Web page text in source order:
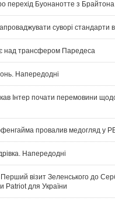
перехід Буонанотте з Брайтона
суворі стандарти
над трансфером Паредеса
Напередодні
Інтер почати перемовини
провалив медогляд у
Напередодні
візит Зеленського до
Patriot для України